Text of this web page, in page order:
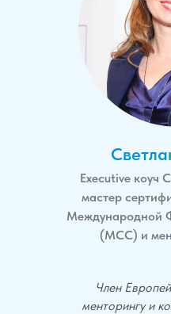
Executive коуч
мастер
Международной
(MCC) и
Член
менторингу и